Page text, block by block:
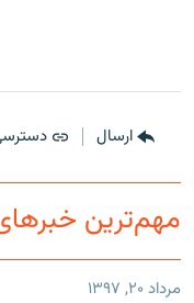
ارسال
مهم‌ترین
مرداد ۲۰, ۱۳۹۷